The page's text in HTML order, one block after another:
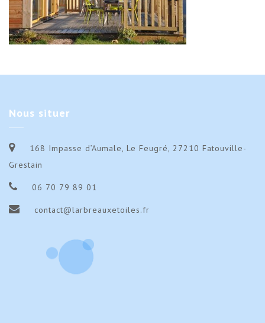
Nous situer
168 Impasse d’Aumale, Le Feugré, 27210 Fatouville-
Grestain
06 70 79 89 01
contact@larbreauxetoiles.fr